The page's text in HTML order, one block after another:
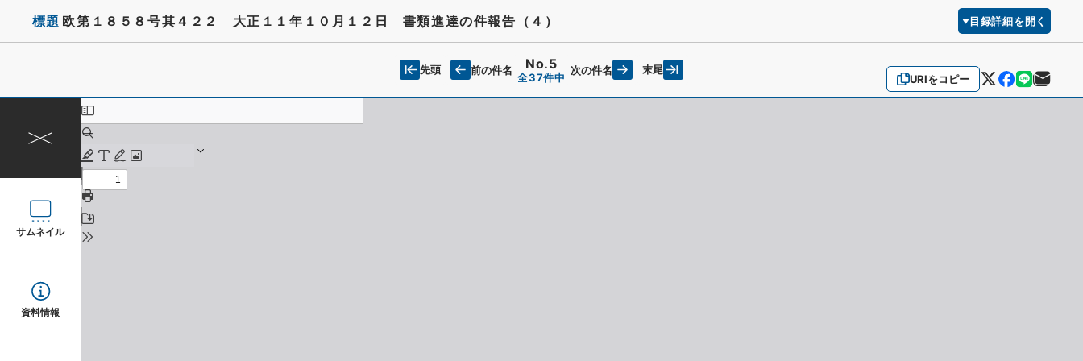
標題 欧第１８５８号其４２２ 大正１１年１０月１２日 書類進達の件報告（４） 目録詳細を開く
URIをコピー
先頭 前の件名 No.5
全37件中
次の件名 末尾
サムネイル
資料情報